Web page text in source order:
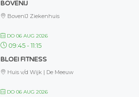
BOVENIJ
BovenIJ Ziekenhuis
DO 06 AUG 2026
09:45-11:15
BLOEI FITNESS
Huis v/d Wijk | De Meeuw
DO 06 AUG 2026